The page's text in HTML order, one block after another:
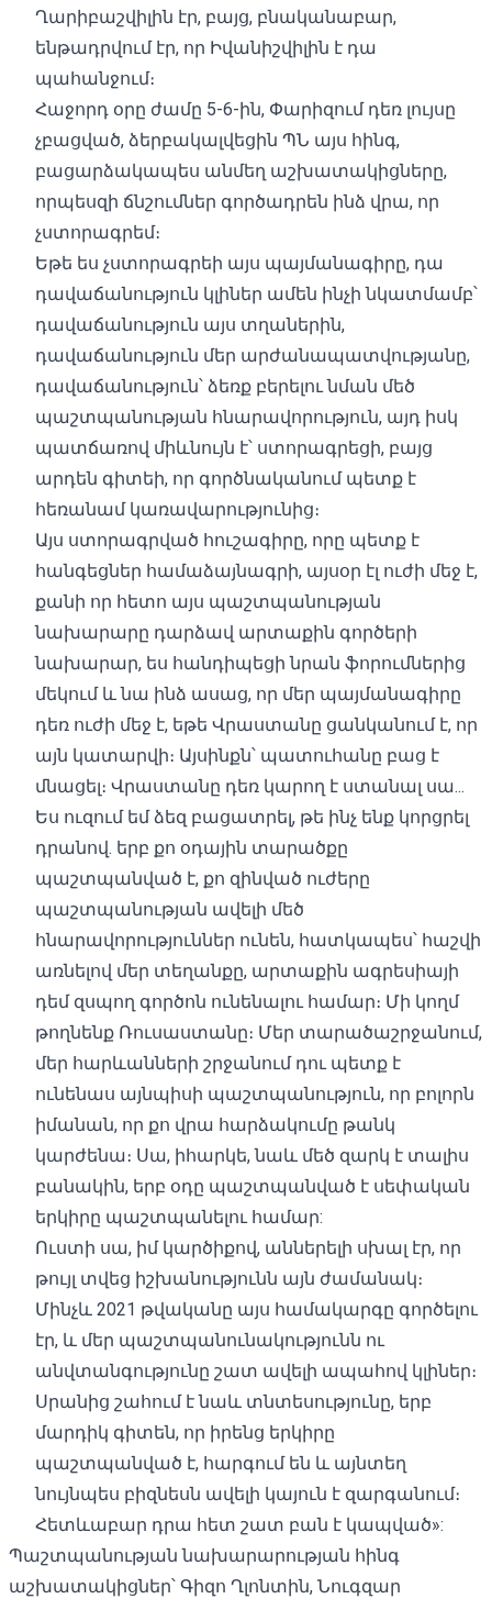
Ղարիբաշվիլին էր, բայց, բնականաբար,
ենթադրվում էր, որ Իվանիշվիլին է դա
պահանջում։
Հաջորդ օրը ժամը 5-6-ին, Փարիզում դեռ լույսը
չբացված, ձերբակալվեցին ՊՆ այս հինգ,
բացարձակապես անմեղ աշխատակիցները,
որպեսզի ճնշումներ գործադրեն ինձ վրա, որ
չստորագրեմ։
Եթե ​​ես չստորագրեի այս պայմանագիրը, դա
դավաճանություն կլիներ ամեն ինչի նկատմամբ՝
դավաճանություն այս տղաներին,
դավաճանություն մեր արժանապատվությանը,
դավաճանություն՝ ձեռք բերելու նման մեծ
պաշտպանության հնարավորություն, այդ իսկ
պատճառով միևնույն է՝ ստորագրեցի, բայց
արդեն գիտեի, որ գործնականում պետք է
հեռանամ կառավարությունից։
Այս ստորագրված հուշագիրը, որը պետք է
հանգեցներ համաձայնագրի, այսօր էլ ուժի մեջ է,
քանի որ հետո այս պաշտպանության
նախարարը դարձավ արտաքին գործերի
նախարար, ես հանդիպեցի նրան ֆորումներից
մեկում և նա ինձ ասաց, որ մեր պայմանագիրը
դեռ ուժի մեջ է, եթե Վրաստանը ցանկանում է, որ
այն կատարվի։ Այսինքն՝ պատուհանը բաց է
մնացել։ Վրաստանը դեռ կարող է ստանալ սա...
Ես ուզում եմ ձեզ բացատրել, թե ինչ ենք կորցրել
դրանով. երբ քո օդային տարածքը
պաշտպանված է, քո զինված ուժերը
պաշտպանության ավելի մեծ
հնարավորություններ ունեն, հատկապես՝ հաշվի
առնելով մեր տեղանքը, արտաքին ագրեսիայի
դեմ զսպող գործոն ունենալու համար։ Մի կողմ
թողնենք Ռուսաստանը։ Մեր տարածաշրջանում,
մեր հարևանների շրջանում դու պետք է
ունենաս այնպիսի պաշտպանություն, որ բոլորն
իմանան, որ քո վրա հարձակումը թանկ
կարժենա։ Սա, իհարկե, նաև մեծ զարկ է տալիս
բանակին, երբ օդը պաշտպանված է սեփական
երկիրը պաշտպանելու համար:
Ուստի սա, իմ կարծիքով, աններելի սխալ էր, որ
թույլ տվեց իշխանությունն այն ժամանակ։
Մինչև 2021 թվականը այս համակարգը գործելու
էր, և մեր պաշտպանունակությունն ու
անվտանգությունը շատ ավելի ապահով կլիներ։
Սրանից շահում է նաև տնտեսությունը, երբ
մարդիկ գիտեն, որ իրենց երկիրը
պաշտպանված է, հարգում են և այնտեղ
նույնպես բիզնեսն ավելի կայուն է զարգանում։
Հետևաբար դրա հետ շատ բան է կապված»:
Պաշտպանության նախարարության հինգ
աշխատակիցներ՝ Գիզո Ղլոնտին, Նուգզար